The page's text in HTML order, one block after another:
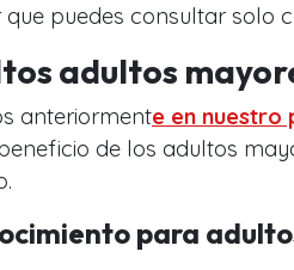
puedes consultar solo
adultos
anteriormente en nuestro
de los adultos
para